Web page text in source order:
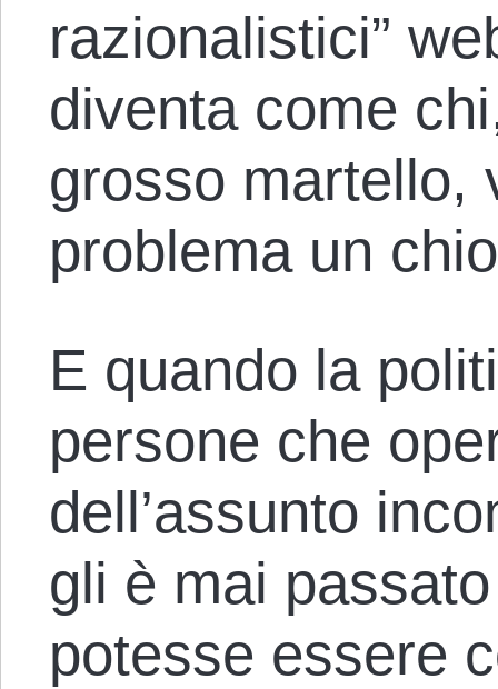
razionalistici”
diventa come
grosso martello,
problema un
E quando la
persone che
dell’assunto
gli è mai
potesse essere